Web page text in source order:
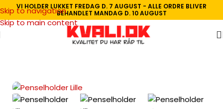
Skip to navigation
Skip to main content
VI HOLDER LUKKET FREDAG D. 7 AUGUST - ALLE ORDRE BLIVER
BEHANDLET MANDAG D. 10 AUGUST
Rullespande & malebakker